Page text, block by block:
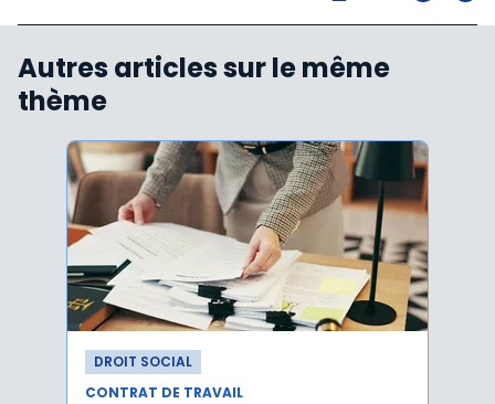
Autres articles sur le même
thème
DROIT SOCIAL
CONTRAT DE TRAVAIL